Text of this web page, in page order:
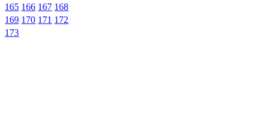
165 166 167 168
169 170 171 172
173